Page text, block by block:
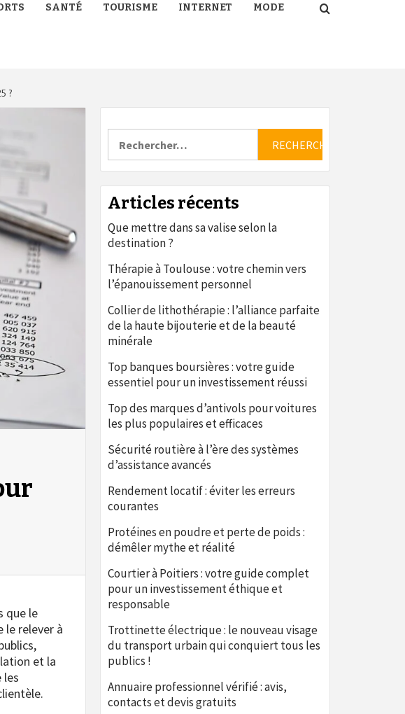
SANTÉ TOURISME INTERNET MODE
?
que le
le relever à
et la
les
Articles récents
Que mettre dans sa valise selon la
destination ?
Thérapie à Toulouse : votre chemin vers
l’épanouissement personnel
Collier de lithothérapie : l’alliance parfaite
de la haute bijouterie et de la beauté
minérale
Top banques boursières : votre guide
essentiel pour un investissement réussi
Top des marques d’antivols pour voitures
les plus populaires et efficaces
Sécurité routière à l’ère des systèmes
d’assistance avancés
Rendement locatif : éviter les erreurs
courantes
Protéines en poudre et perte de poids :
démêler mythe et réalité
Courtier à Poitiers : votre guide complet
pour un investissement éthique et
responsable
Trottinette électrique : le nouveau visage
du transport urbain qui conquiert tous les
publics !
Annuaire professionnel vérifié : avis,
contacts et devis gratuits